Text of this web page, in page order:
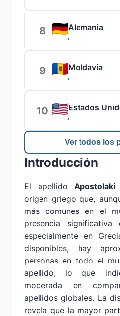
8 Alemania
9 Moldavia
10 Estados
Ver todos los
Introducción
El apellido Apostolaki
origen griego que,
más comunes en el
presencia significativa
especialmente en
disponibles, hay
personas en todo el
apellido, lo que
moderada en
apellidos globales. La
revela que la mayor